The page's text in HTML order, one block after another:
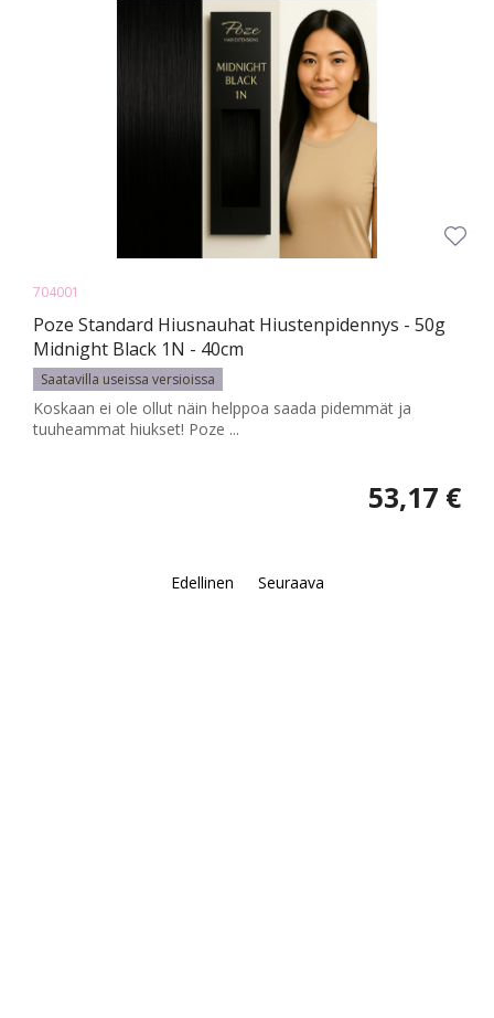
704001
Poze Standard Hiusnauhat Hiustenpidennys - 50g
Midnight Black 1N - 40cm
Saatavilla useissa versioissa
Koskaan ei ole ollut näin helppoa saada pidemmät ja
tuuheammat hiukset! Poze ...
53,17 €
Edellinen Seuraava